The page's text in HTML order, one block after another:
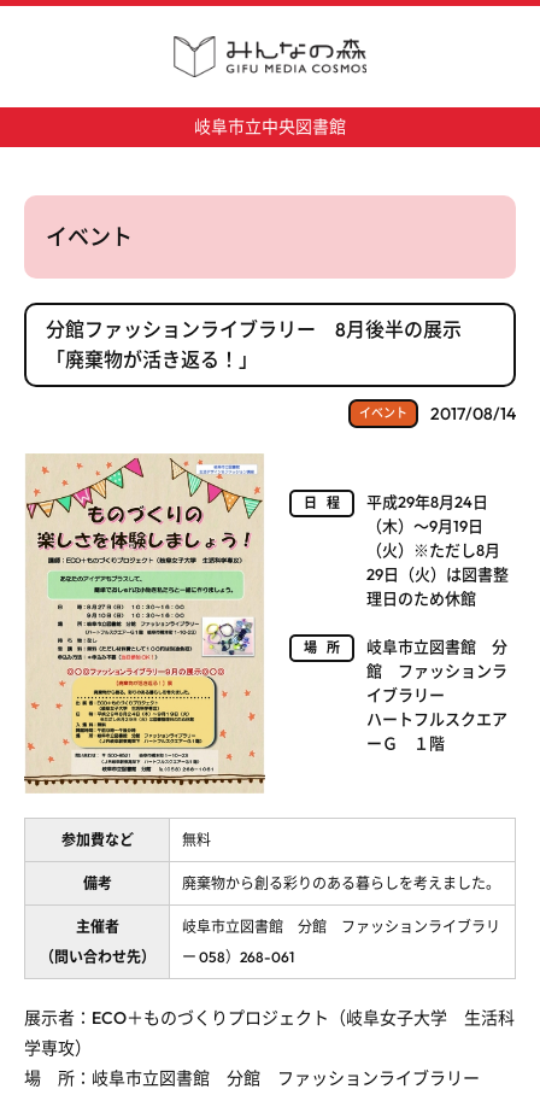
岐阜市立中央図書館
イベント
分館ファッションライブラリー 8月後半の展示
「廃棄物が活き返る！」
イベント 2017/08/14
日程
平成29年8月24日
（木）～9月19日
（火）※ただし8月
29日（火）は図書整
理日のため休館
場所
岐阜市立図書館 分
館 ファッションラ
イブラリー
ハートフルスクエア
ーＧ １階
参加費など 無料
備考 廃棄物から創る彩りのある暮らしを考えました。
主催者
（問い合わせ先）
岐阜市立図書館 分館 ファッションライブラリ
ー 058）268-061
展示者：ECO＋ものづくりプロジェクト（岐阜女子大学 生活科
学専攻）
場 所：岐阜市立図書館 分館 ファッションライブラリー